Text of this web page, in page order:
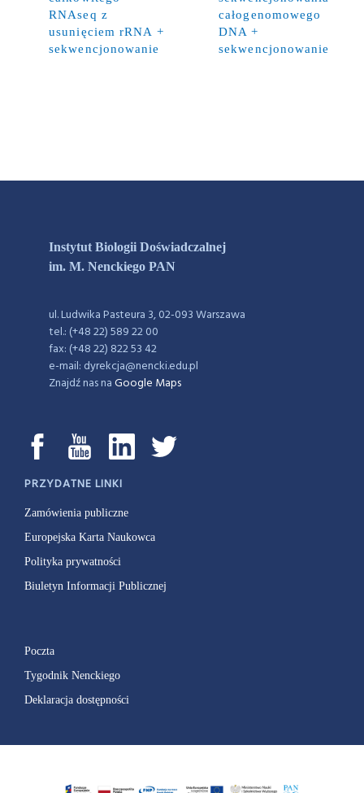
RNAseq z
usunięciem rRNA +
sekwencjonowanie
całogenomowego
DNA +
sekwencjonowanie
Instytut Biologii Doświadczalnej
im. M. Nenckiego PAN
ul. Ludwika Pasteura 3, 02-093 Warszawa
tel.: (+48 22) 589 22 00
fax: (+48 22) 822 53 42
e-mail: dyrekcja@nencki.edu.pl
Znajdź nas naGoogle Maps
PRZYDATNE LINKI
Zamówienia publiczne
Europejska Karta Naukowca
Polityka prywatności
Biuletyn Informacji Publicznej
Poczta
Tygodnik Nenckiego
Deklaracja dostępności